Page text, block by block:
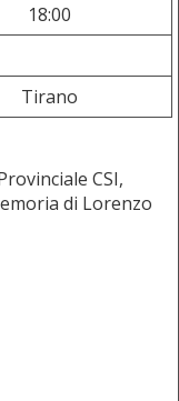
18:00
Tirano
CSI,
di Lorenzo